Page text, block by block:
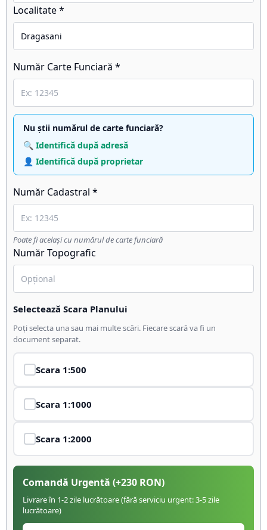
Localitate *
Număr Carte Funciară *
Nu știi numărul de carte funciară?
🔍 Identifică după adresă
👤 Identifică după proprietar
Număr Cadastral *
Poate fi același cu numărul de carte funciară
Număr Topografic
Selectează Scara Planului
Poți selecta una sau mai multe scări. Fiecare scară va fi un
document separat.
Scara 1:500
Scara 1:1000
Scara 1:2000
Comandă Urgentă (+230 RON)
Livrare în 1-2 zile lucrătoare (fără serviciu urgent: 3-5 zile
lucrătoare)